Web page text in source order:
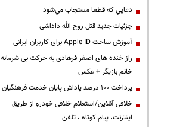
دعايي كه قطعا مستجاب مي‌شود
جزئیات جدید قتل روح الله داداشی
آموزش ساخت Apple ID برای کاربران ایرانی
راز خنده های اصغر فرهادی به حرکت بی شرمانه
خانم بازیگر + عکس
پرداخت ۱۰۰ درصد پاداش پایان خدمت فرهنگیان
خلافی آنلاین/استعلام خلافی خودرو از طریق
اینترنت، پیام کوتاه ، تلفن